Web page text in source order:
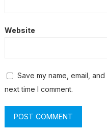
Website
Save my name, email,
next time I comment.